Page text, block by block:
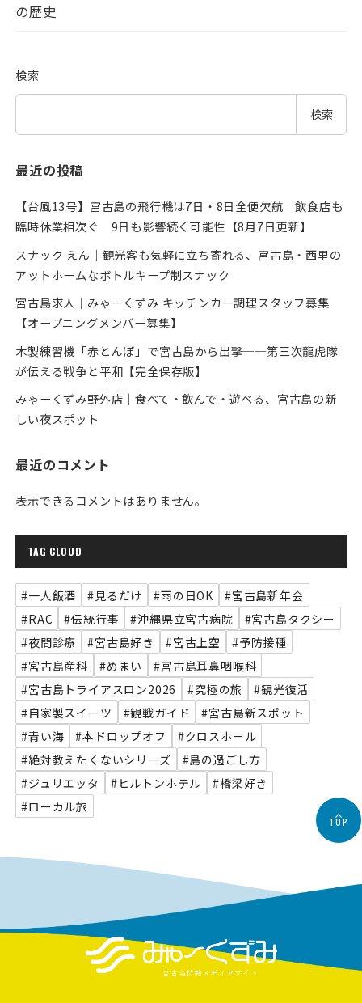
の歴史
検索
検索
最近の投稿
【台風13号】宮古島の飛行機は7日・8日全便欠航 飲食店も
臨時休業相次ぐ 9日も影響続く可能性【8月7日更新】
スナック えん｜観光客も気軽に立ち寄れる、宮古島・西里の
アットホームなボトルキープ制スナック
宮古島求人｜みゃーくずみ キッチンカー調理スタッフ募集
【オープニングメンバー募集】
木製練習機「赤とんぼ」で宮古島から出撃──第三次龍虎隊
が伝える戦争と平和【完全保存版】
みゃーくずみ野外店｜食べて・飲んで・遊べる、宮古島の新
しい夜スポット
最近のコメント
表示できるコメントはありません。
TAG CLOUD
#一人飯酒 #見るだけ #雨の日OK
#宮古島新年会
#RAC
#伝統行事 #沖縄県立宮古病院
#宮古島タクシー
#夜間診療
#宮古島好き #宮古上空
#予防接種
#宮古島産科
#めまい
#宮古島耳鼻咽喉科
#宮古島トライアスロン2026
#究極の旅
#観光復活
#自家製スイーツ
#観戦ガイド
#宮古島新スポット
#青い海
#本ドロップオフ
#クロスホール
#絶対教えたくないシリーズ
#島の過ごし方
#ジュリエッタ
#ヒルトンホテル
#橋梁好き
#ローカル旅
TOP